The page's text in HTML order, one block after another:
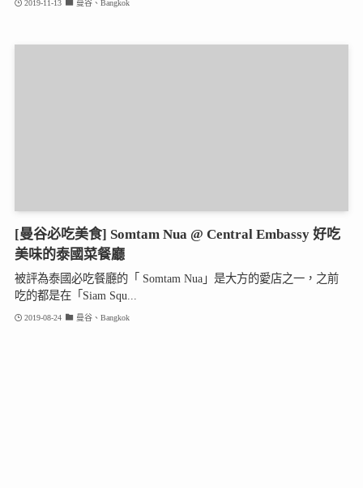
2019-11-13 曼谷、Bangkok
[曼谷必吃美食] Somtam Nua @ Central Embassy 好吃
美味的泰國菜餐廳
被評為泰國必吃餐廳的「 Somtam Nua」是大方的愛店之一，之前
吃的都是在「Siam Squ...
2019-08-24 曼谷、Bangkok